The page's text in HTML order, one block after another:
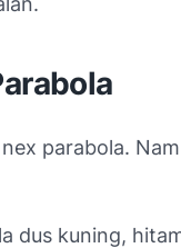
parabola.
dus kuning,